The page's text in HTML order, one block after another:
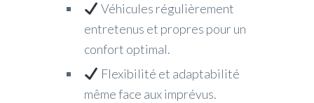
Véhicules régulièrement
entretenus et propres pour un
confort optimal.
Flexibilité et adaptabilité
même face aux imprévus.